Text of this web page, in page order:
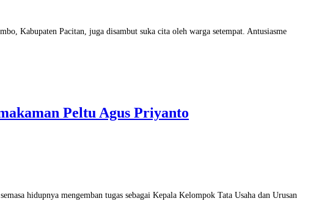
Kabupaten Pacitan, juga disambut suka cita oleh warga setempat. Antusiasme
Peltu Agus Priyanto
hidupnya mengemban tugas sebagai Kepala Kelompok Tata Usaha dan Urusan